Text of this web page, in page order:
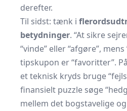
derefter.
Til sidst: tænk i
betydninger. “At sikre
“vinde” eller “afgøre”, mens
tipskupon er “favoritter”.
et teknisk kryds bruge
finansielt puzzle søge
mellem det bogstavelige